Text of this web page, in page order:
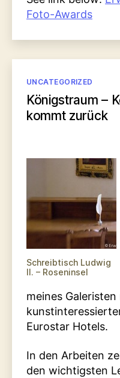
Foto-Awards
Kategorien
UNCATEGORIZED
Königstraum –
kommt zurück
Schreibtisch Ludwig
II. – Roseninsel
meines
Eurostar Hotels.
In den Arbeiten
den wichtigsten